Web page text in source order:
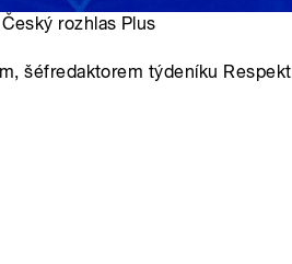
rozhlas Plus
šéfredaktorem týdeníku Respekt